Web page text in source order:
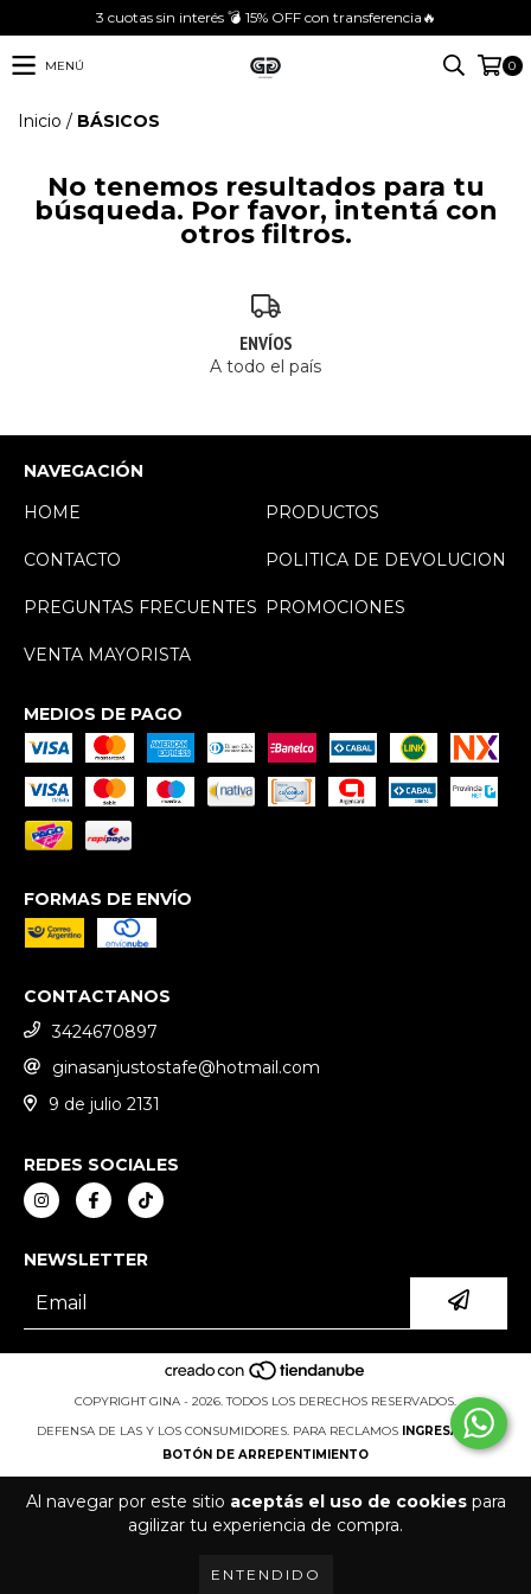
Al navegar por este sitio aceptás el uso de cookiespara
agilizar tu experiencia de compra.
ENTENDIDO
3 cuotas sin interés 💣 15% OFF con transferencia🔥
MENÚ 0
Inicio / BÁSICOS
No tenemos resultados para tu
búsqueda. Por favor, intentá con
otros filtros.
ENVÍOS
A todo el país
NAVEGACIÓN
HOME
PRODUCTOS
CONTACTO POLITICA DE DEVOLUCION
PREGUNTAS FRECUENTES PROMOCIONES
VENTA MAYORISTA
MEDIOS DE PAGO
FORMAS DE ENVÍO
CONTACTANOS
3424670897
ginasanjustostafe@hotmail.com
9 de julio 2131
REDES SOCIALES
NEWSLETTER
COPYRIGHT GINA - 2026. TODOS LOS DERECHOS RESERVADOS.
DEFENSA DE LAS Y LOS CONSUMIDORES. PARA RECLAMOS
INGRESÁ ACÁ.
BOTÓN DE ARREPENTIMIENTO